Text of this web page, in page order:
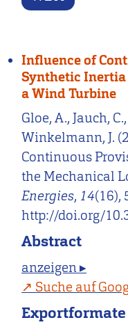
Influence of
Synthetic Inertia
a Wind Turbine
Gloe, A., Jauch,
Winkelmann, J.
Continuous
the Mechanical
Energies, 14(16),
http://doi.org/
Abstract
anzeigen ▸
Suche auf
Exportformate